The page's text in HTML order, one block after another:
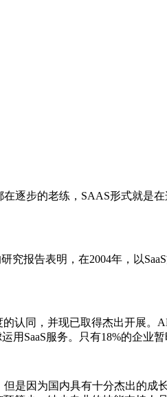
步的老练，SAAS形式就是
报告表明，在2004年，以
同，并现已取得杰出开展。
SaaS服务。只有18%的企业暂
因为国内具有十分杰出的成